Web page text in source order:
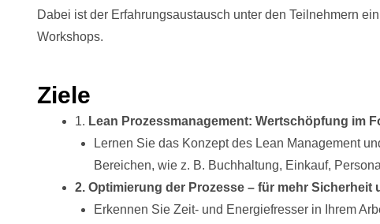
Dabei ist der Erfahrungsaustausch unter den Teilnehmern
Workshops.
Ziele
1. Lean Prozessmanagement: Wertschöpfung im
Lernen Sie das Konzept des Lean Management
Bereichen, wie z. B. Buchhaltung, Einkauf,
2. Optimierung der Prozesse – für mehr Sicherheit
Erkennen Sie Zeit- und Energiefresser in Ihrem